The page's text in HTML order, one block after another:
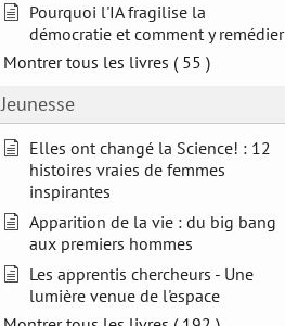
Pourquoi l'IA fragilise la
démocratie et comment y remédier
Montrer tous les livres ( 55 )
Jeunesse
Elles ont changé la Science! : 12
histoires vraies de femmes
inspirantes
Apparition de la vie : du big bang
aux premiers hommes
Les apprentis chercheurs - Une
lumière venue de l'espace